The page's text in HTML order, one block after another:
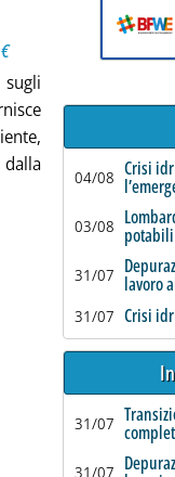
69 denunce e 41
04/08 Crisi
03/08 potabili
31/07 lavoro
31/07 Crisi
31/07
31/07